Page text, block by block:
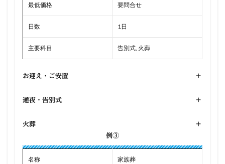
最低価格 要問合せ
日数 1日
主要科目 告別式, 火葬
お迎え・ご安置 +
通夜・告別式 +
火葬
+
例③
名称 家族葬